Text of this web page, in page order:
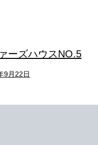
ーズハウスNO.5
9月22日